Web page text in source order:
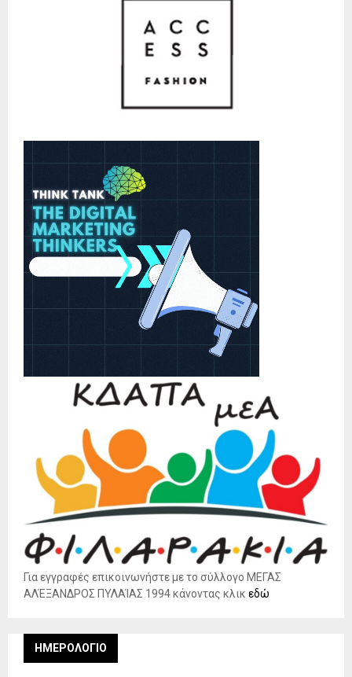
Για εγγραφές επικοινωνήστε με το σύλλογο ΜΕΓΑΣ
ΑΛΈΞΑΝΔΡΟΣ ΠΥΛΑΊΑΣ 1994 κάνοντας κλικ εδώ
ΗΜΕΡΟΛΌΓΙΟ